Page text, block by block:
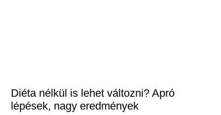
Diéta nélkül is lehet változni? Apró
lépések, nagy eredmények